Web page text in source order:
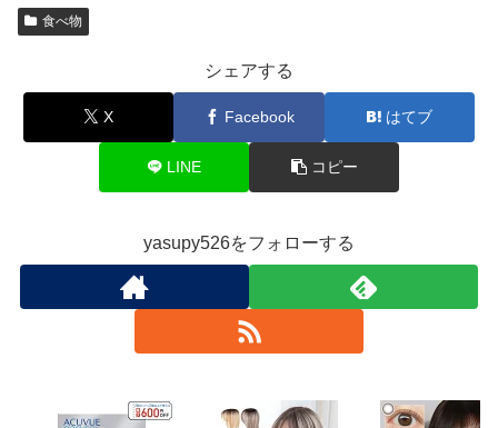
食べ物
シェアする
X Facebook はてブ
LINE コピー
yasupy526をフォローする